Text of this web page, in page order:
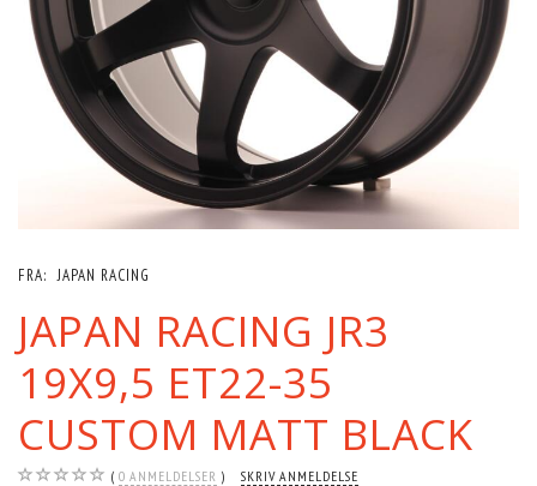
FRA: JAPAN RACING
JAPAN RACING JR3
19X9,5 ET22-35
CUSTOM MATT BLACK
0 ANMELDELSER SKRIV ANMELDELSE